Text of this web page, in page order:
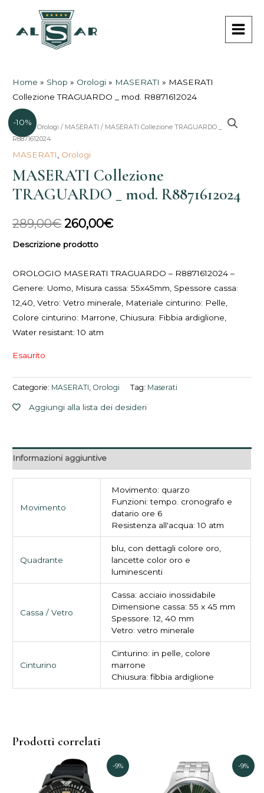
contenuto
Home » Shop » Orologi » MASERATI » MASERATI
Collezione TRAGUARDO _ mod. R8871612024
-10%
Home /Orologi / MASERATI / MASERATI Collezione TRAGUARDO _ mod.
R8871612024
MASERATI Orologi
MASERATI Collezione
TRAGUARDO _ mod. R8871612024
289,00€
Il
prezzo
originale
era:
289,00€.
260,00€
Il
attuale
è:
260,00€.
Descrizione prodotto
OROLOGIO MASERATI TRAGUARDO – R8871612024 –
Genere: Uomo, Misura cassa: 55x45mm, Spessore cassa:
12,40, Vetro: Vetro minerale, Materiale cinturino: Pelle,
Colore cinturino: Marrone, Chiusura: Fibbia ardiglione,
Water resistant: 10 atm
Esaurito
Categorie: MASERATI Orologi Tag: Maserati
Aggiungi alla lista dei desideri
Informazioni aggiuntive
Movimento
Movimento: quarzo
Funzioni: tempo. cronografo e
datario ore 6
Resistenza all'acqua: 10 atm
Quadrante
blu, con dettagli colore oro,
lancette color oro e
luminescenti
Cassa / Vetro
Cassa: acciaio inossidabile
Dimensione cassa: 55 x 45 mm
Spessore: 12, 40 mm
Vetro: vetro minerale
Cinturino
Cinturino: in pelle, colore
marrone
Chiusura: fibbia ardiglione
Prodotti correlati
-9%
Il
prezzo
originale
Il
prezzo
-9%
Il
prezzo
originale
Il
prezzo